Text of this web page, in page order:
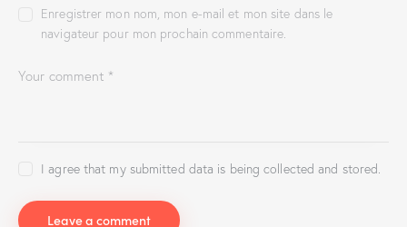
Enregistrer mon nom, mon e-mail et mon site dans le
navigateur pour mon prochain commentaire.
I agree that my submitted data is being collected and stored.